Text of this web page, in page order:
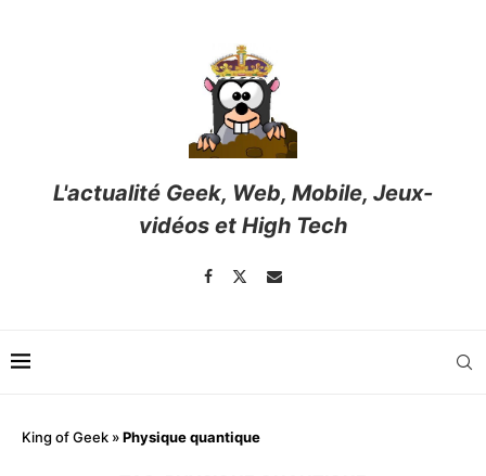
L'actualité Geek, Web, Mobile, Jeux-
vidéos et High Tech
King of Geek »Physique quantique